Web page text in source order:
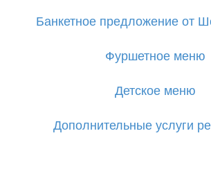
Банкетное предложение от
Фуршетное меню
Детское меню
Дополнительные услуги